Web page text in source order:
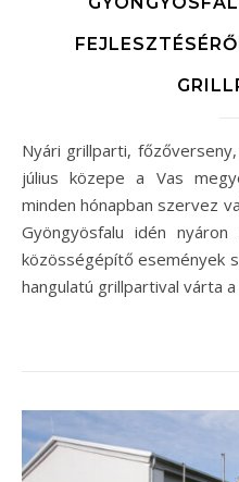
Nyári grillparti, főzőverseny, gyerekprogramok – így telt a
július közepe a Vas
minden hónapban szervez
Gyöngyösfalu idén
közösségépítő események
hangulatú grillpartival várta